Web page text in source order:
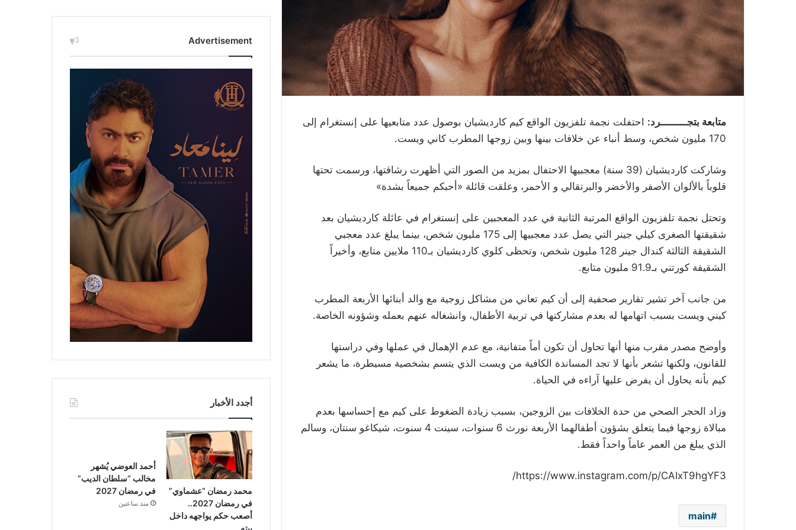
متابعة بتجـــــــــرد: احتفلت نجمة تلفزيون الواقع كيم كارديشيان بوصول عدد متابعيها على إنستغرام إلى
170 مليون شخص، وسط أنباء عن خلافات بينها وبين زوجها المطرب كاني ويست.
وشاركت كارديشيان (39 سنة) معجبيها الاحتفال بمزيد من الصور التي أظهرت رشاقتها، ورسمت تحتها
قلوباً بالألوان الأصفر والأخضر والبرتقالي و الأحمر، وعلقت قائلة «أحبكم جميعاً بشدة»
وتحتل نجمة تلفزيون الواقع المرتبة الثانية في عدد المعجبين على إنستغرام في عائلة كارديشيان بعد
شقيقتها الصغرى كيلي جينر التي يصل عدد معجبيها إلى 175 مليون شخص، بينما يبلغ عدد معجبي
الشقيقة الثالثة كندال جينر 128 مليون شخص، وتحظى كلوي كارديشيان بـ110 ملايين متابع، وأخيراً
الشقيقة كورتني بـ91.9 مليون متابع.
من جانب آخر تشير تقارير صحفية إلى أن كيم تعاني من مشاكل زوجية مع والد أبنائها الأربعة المطرب
كيني ويست بسبب اتهامها له بعدم مشاركتها في تربية الأطفال، وانشغاله عنهم بعمله وشؤونه الخاصة.
وأوضح مصدر مقرب منها أنها تحاول أن تكون أماً متفانية، مع عدم الإهمال في عملها وفي دراستها
للقانون، ولكنها تشعر بأنها لا تجد المساندة الكافية من ويست الذي يتسم بشخصية مسيطرة، ما يشعر
كيم بأنه يحاول أن يفرض عليها آراءه في الحياة.
وزاد الحجر الصحي من حدة الخلافات بين الزوجين، بسبب زيادة الضغوط على كيم مع إحساسها بعدم
مبالاة زوجها فيما يتعلق بشؤون أطفالهما الأربعة نورث 6 سنوات، سينت 4 سنوت، شيكاغو سنتان، وسالم
الذي يبلغ من العمر عاماً واحداً فقط.
https://www.instagram.com/p/CAIxT9hgYF3/
main
Advertisement
أجدد الأخبار
محمد رمضان “عشماوي”
في رمضان 2027..
أصعب حكم يواجهه داخل
بيته
أحمد العوضي يُشهر
مخالب “سلطان الديب”
في رمضان 2027
منذ ساعتين